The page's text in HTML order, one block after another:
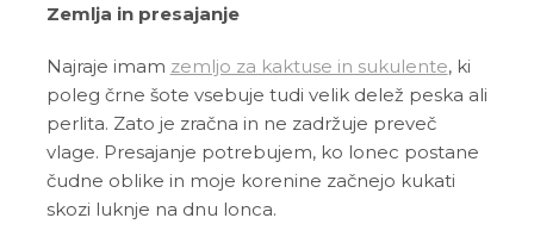
Zemlja in presajanje
Najraje imam zemljo za kaktuse in sukulente, ki
poleg črne šote vsebuje tudi velik delež peska ali
perlita. Zato je zračna in ne zadržuje preveč
vlage. Presajanje potrebujem, ko lonec postane
čudne oblike in moje korenine začnejo kukati
skozi luknje na dnu lonca.